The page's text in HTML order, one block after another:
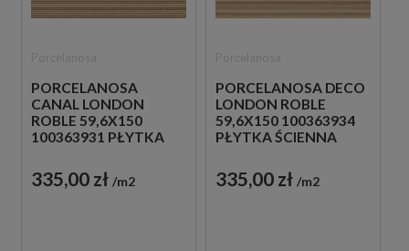
PORCELANOSA
CANAL LONDON
ROBLE 59,6X150
100363931 PŁYTKA
DREWNOPODOBNA
335,00 zł m2
PORCELANOSA DECO
LONDON ROBLE
59,6X150 100363934
PŁYTKA ŚCIENNA
335,00 zł m2